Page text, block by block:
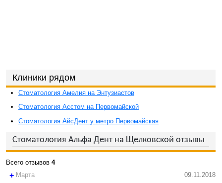
Клиники рядом
Стоматология Амелия на Энтузиастов
Стоматология Асстом на Первомайской
Стоматология АйсДент у метро Первомайская
Стоматология Альфа Дент на Щелковской отзывы
Всего отзывов 4
+ Марта
09.11.2018